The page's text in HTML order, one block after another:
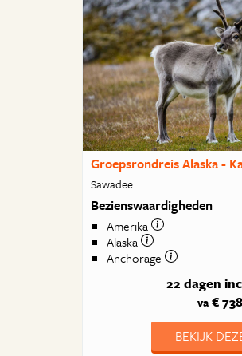
Groepsrondreis Alaska -
Sawadee
Bezienswaardigheden
Amerika
Alaska
Anchorage
22 dagen
va €
BEKIJK